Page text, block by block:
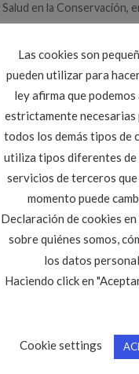
en la Conservación,
la carretera de tipo
y de seguridad.
equipos de
Ingeniero Técnico de
Abstenerse candidatos
de empleo CITOPIC CYL.
Las cookies son
pueden utilizar para
ley afirma que
estrictamente necesarias
todos los demás tipos de
utiliza tipos diferentes de
servicios de terceros
momento puede
Declaración de cookies
sobre quiénes somos,
los datos
Haciendo click en
Cookie settings